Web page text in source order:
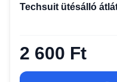
Techsuit ütésálló
2 600 Ft